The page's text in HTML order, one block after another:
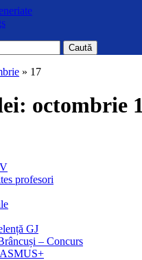
Caută
» 17
octombrie
profesori
GJ
– Concurs